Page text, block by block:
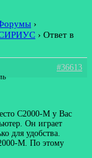
›
СИРИУС › Ответ в
#36613
С2000-М у Вас
Он играет
для удобства.
М. По этому